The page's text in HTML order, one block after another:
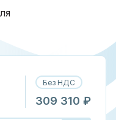
Без НДС
309 310 ₽